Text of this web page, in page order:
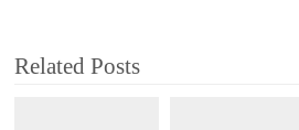
Related Posts